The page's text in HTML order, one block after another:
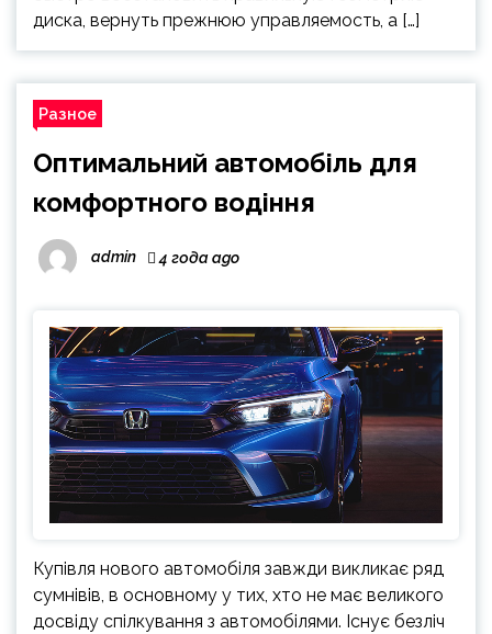
диска, вернуть прежнюю управляемость, а […]
Разное
Оптимальний автомобіль для
комфортного водіння
admin 4 года ago
Купівля нового автомобіля завжди викликає ряд
сумнівів, в основному у тих, хто не має великого
досвіду спілкування з автомобілями. Існує безліч